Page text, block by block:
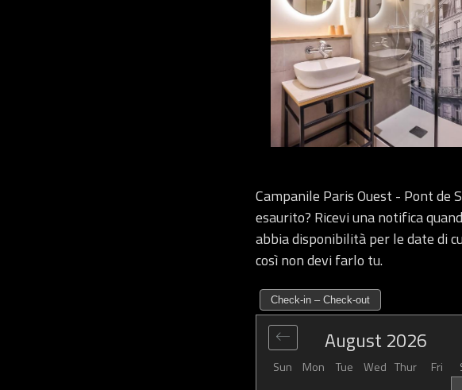
Campanile Paris Ouest - Pont de
esaurito? Ricevi una notifica
abbia disponibilità per le date di
così non devi farlo tu.
Check-in – Check-out
Sun Mon Tue Wed Thur Fri
August 2026